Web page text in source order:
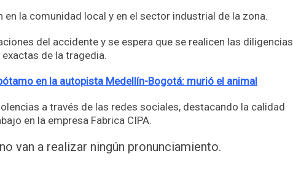
la comunidad local y en el sector industrial de la zona.
del accidente y se espera que se realicen las diligencias
de la tragedia.
en la autopista Medellín-Bogotá: murió el animal
a través de las redes sociales, destacando la calidad
en la empresa Fabrica CIPA.
van a realizar ningún pronunciamiento.